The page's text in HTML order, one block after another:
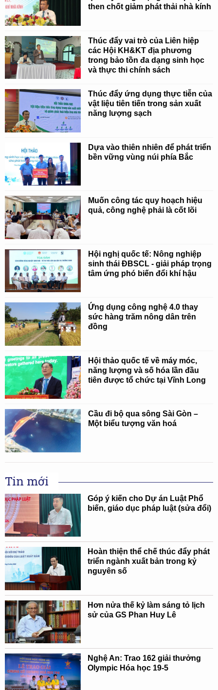
then chốt giảm phát thải nhà kính
Thúc đẩy vai trò của Liên hiệp
các Hội KH&KT địa phương
trong bảo tồn đa dạng sinh học
và thực thi chính sách
Thúc đẩy ứng dụng thực tiễn của
vật liệu tiên tiến trong sản xuất
năng lượng sạch
Dựa vào thiên nhiên để phát triển
bền vững vùng núi phía Bắc
Muốn công tác quy hoạch hiệu
quả, công nghệ phải là cốt lõi
Hội nghị quốc tế: Nông nghiệp
sinh thái ĐBSCL - giải pháp trọng
tâm ứng phó biến đổi khí hậu
Ứng dụng công nghệ 4.0 thay
sức hàng trăm nông dân trên
đồng
Hội thảo quốc tế về máy móc,
năng lượng và số hóa lần đầu
tiên được tổ chức tại Vĩnh Long
Cầu đi bộ qua sông Sài Gòn –
Một biểu tượng văn hoá
Tin mới
Góp ý kiến cho Dự án Luật Phổ
biến, giáo dục pháp luật (sửa đổi)
Hoàn thiện thể chế thúc đẩy phát
triển ngành xuất bản trong kỷ
nguyên số
Hơn nửa thế kỷ làm sáng tỏ lịch
sử của GS Phan Huy Lê
Nghệ An: Trao 162 giải thưởng
Olympic Hóa học 19-5